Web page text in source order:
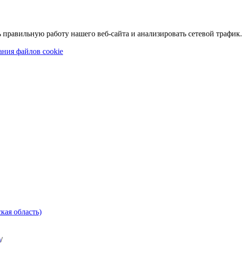
работу нашего веб-сайта и анализировать сетевой трафик.
файлов cookie
область)
/